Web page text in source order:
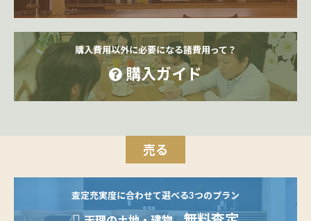
購入費用以外に必要になる諸費用って？
購入ガイド
売る
査定充実度に合わせて選べる3つのプラン